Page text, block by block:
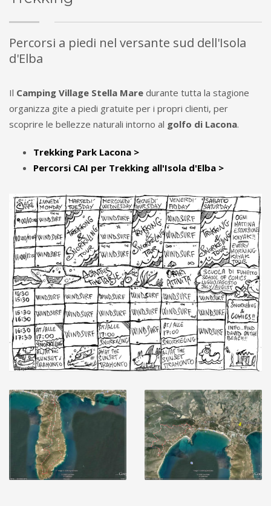
Percorsi a piedi nel versante sud dell'Isola
d'Elba
Il Camping Village Stella Mare durante tutta la stagione
organizza gite a piedi gratuite per i propri clienti, per
scoprire le bellezze naturali intorno al golfo di Lacona.
Trekking Park Lacona >
Percorsi CAI per Trekking all'Isola d'Elba >